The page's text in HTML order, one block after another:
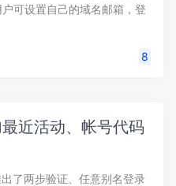
可设置自己的域名邮箱，登
8
近活动、帐号代码
了两步验证、任意别名登录